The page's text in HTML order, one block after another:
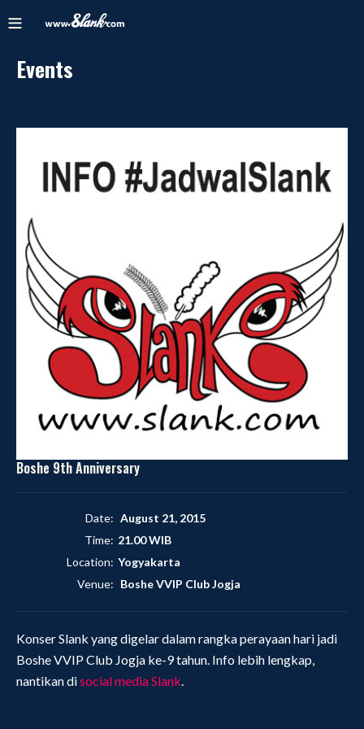
Events
Boshe 9th Anniversary
Date: August 21, 2015
Time: 21.00 WIB
Location: Yogyakarta
Venue: Boshe VVIP Club Jogja
Konser Slank yang digelar dalam rangka perayaan hari jadi
Boshe VVIP Club Jogja ke-9 tahun. Info lebih lengkap,
nantikan disocial media Slank.